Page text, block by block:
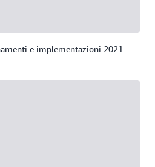
e implementazioni 2021